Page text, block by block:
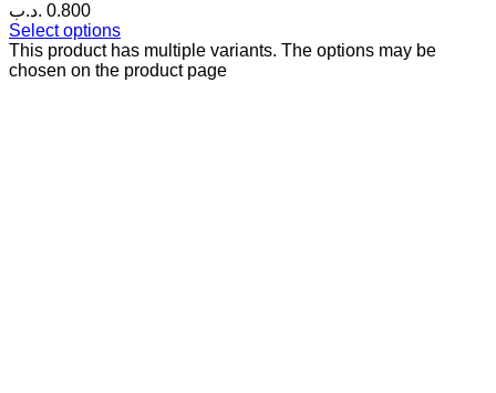
0.800 .د.ب
Select options
This product has multiple variants. The options may be
chosen on the product page